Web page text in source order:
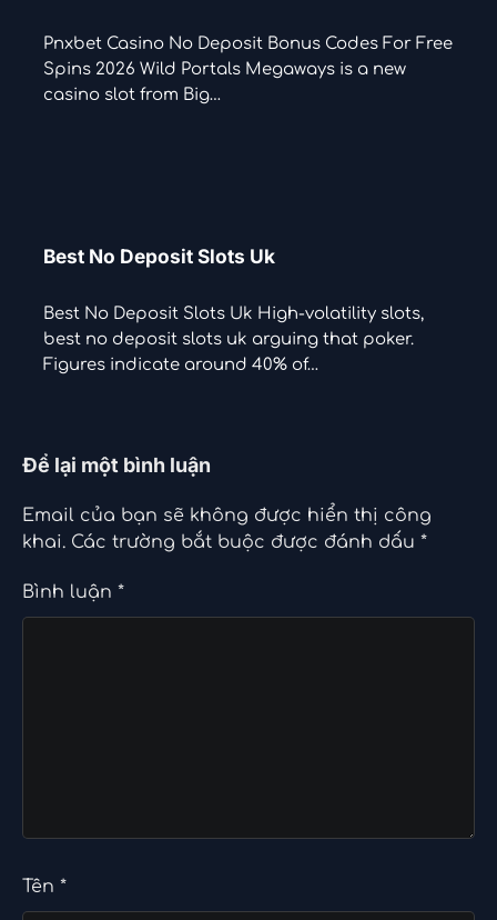
Pnxbet Casino No Deposit Bonus Codes For Free
Spins 2026 Wild Portals Megaways is a new
casino slot from Big…
Best No Deposit Slots Uk
Best No Deposit Slots Uk High-volatility slots,
best no deposit slots uk arguing that poker.
Figures indicate around 40% of…
Để lại một bình luận
Email của bạn sẽ không được hiển thị công
khai. Các trường bắt buộc được đánh dấu *
Bình luận *
Tên *